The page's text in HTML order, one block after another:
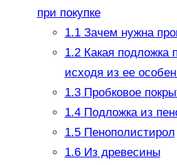
при покупке
1.1Зачем нужна
1.2Какая подложка
исходя из ее
1.3Пробковое
1.4Подложка из
1.5Пенополистирол
1.6Из древесины